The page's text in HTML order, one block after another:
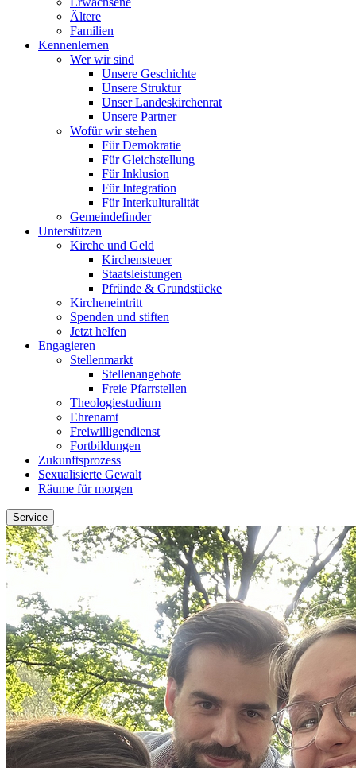
Ältere
Familien
Kennenlernen
Wer wir sind
Unsere Geschichte
Unsere Struktur
Unser Landeskirchenrat
Unsere Partner
Wofür wir stehen
Für Demokratie
Für Gleichstellung
Für Inklusion
Für Integration
Für Interkulturalität
Gemeindefinder
Unterstützen
Kirche und Geld
Kirchensteuer
Staatsleistungen
Pfründe & Grundstücke
Kircheneintritt
Spenden und stiften
Jetzt helfen
Engagieren
Stellenmarkt
Stellenangebote
Freie Pfarrstellen
Theologiestudium
Ehrenamt
Freiwilligendienst
Fortbildungen
Zukunftsprozess
Sexualisierte Gewalt
Räume für morgen
Service